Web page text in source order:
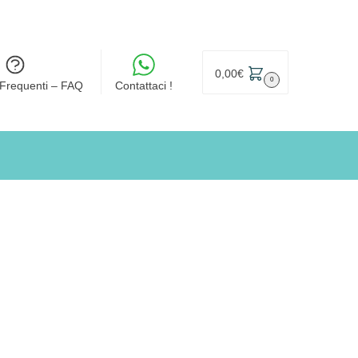
– FAQ Contattaci !
0,00€ 0